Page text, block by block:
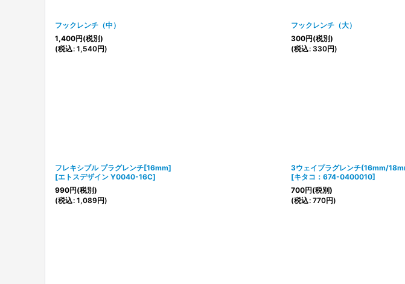
フックレンチ（中）
1,400円(税別)
(税込: 1,540円)
フックレンチ（大）
300円(税別)
(税込: 330円)
フレキシブル プラグレンチ[16mm]
[エトスデザイン Y0040-16C]
990円(税別)
(税込: 1,089円)
3ウェイプラグレンチ(16mm/
[キタコ：674-0400010]
700円(税別)
(税込: 770円)